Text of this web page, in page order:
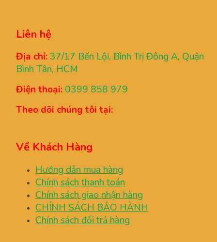
Liên hệ
Địa chỉ: 37/17 Bến Lội, Bình Trị Đông A, Quận
Bình Tân, HCM
Điện thoại: 0399 858 979
Theo dõi chúng tôi tại:
Về Khách Hàng
Hướng dẫn mua hàng
Chính sách thanh toán
Chính sách giao nhận hàng
CHÍNH SÁCH BẢO HÀNH
Chính sách đổi trả hàng